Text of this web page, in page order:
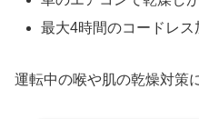
最大4時間のコードレス
運転中の喉や肌の乾燥対策